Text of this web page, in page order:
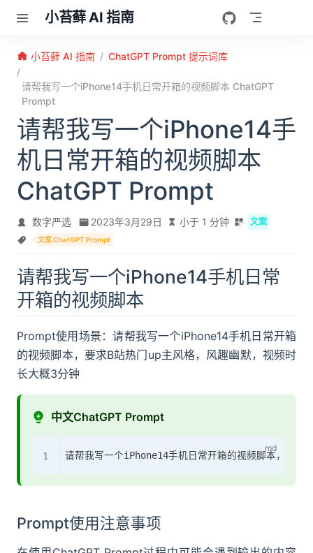
跳至主要內容小苔藓 AI 指南
小苔藓 AI 指南 ChatGPT Prompt 提示词库
请帮我写一个iPhone14手机日常开箱的视频脚本 ChatGPT
Prompt
请帮我写一个iPhone14手
机日常开箱的视频脚本
ChatGPT Prompt
数字严选 2023年3月29日 小于 1 分钟 文案
文案 ChatGPT Prompt
请帮我写一个iPhone14手机日常
开箱的视频脚本
Prompt使用场景：请帮我写一个iPhone14手机日常开箱
的视频脚本，要求B站热门up主风格，风趣幽默，视频时
长大概3分钟
中文ChatGPT Prompt
Prompt使用注意事项